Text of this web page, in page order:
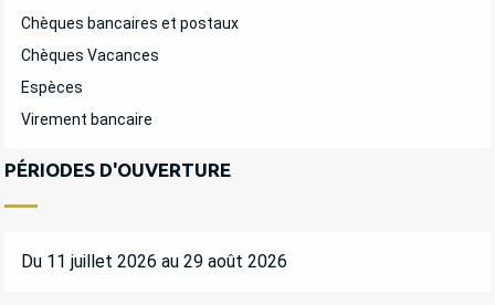
Chèques bancaires et postaux
Chèques Vacances
Espèces
Virement bancaire
PÉRIODES D'OUVERTURE
Du 11 juillet 2026 au 29 août 2026